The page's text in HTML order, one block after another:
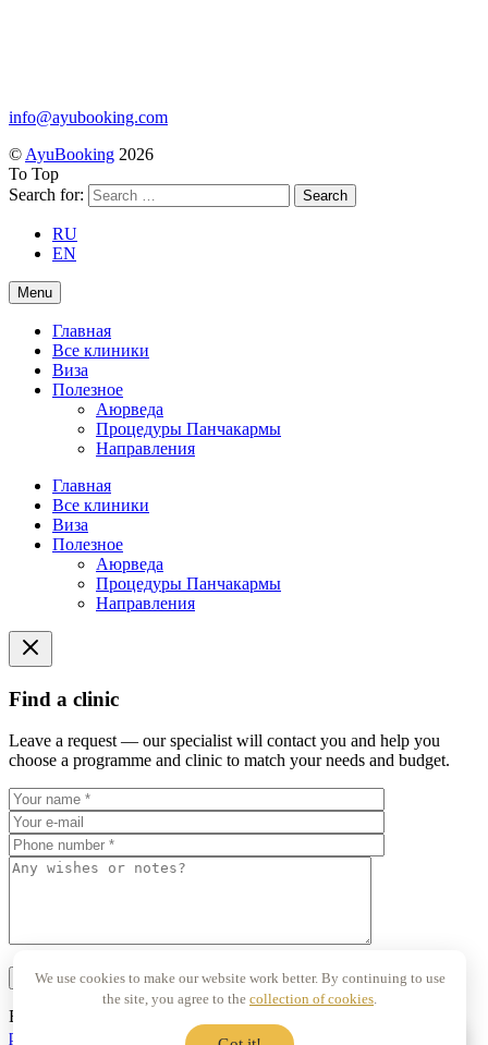
info@ayubooking.com
© AyuBooking 2026
To Top
Search for:
RU
EN
Menu
Главная
Все клиники
Виза
Полезное
Аюрведа
Процедуры Панчакармы
Направления
Главная
Все клиники
Виза
Полезное
Аюрведа
Процедуры Панчакармы
Направления
We use cookies to make our website work better. By continuing to use
the site, you agree to the collection of cookies.
Find a clinic
Leave a request — our specialist will contact you and help you
choose a programme and clinic to match your needs and budget.
By clicking «Send request» I consent to the
personal data